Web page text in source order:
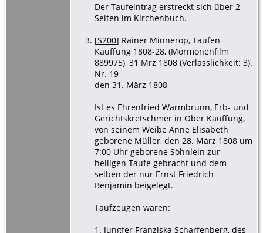
Der Taufeintrag erstreckt sich über 2
Seiten im Kirchenbuch.
[S200] Rainer Minnerop, Taufen
Kauffung 1808-28, (Mormonenfilm
889975), 31 Mrz 1808 (Verlässlichkeit: 3).
Nr. 19
den 31. März 1808
Ist es Ehrenfried Warmbrunn, Erb- und
Gerichtskretschmer in Ober Kauffung,
von seinem Weibe Anne Elisabeth
geborene Müller, den 28. März 1808 um
7:00 Uhr geborene Söhnlein zur
heiligen Taufe gebracht und dem
selben der nur Ernst Friedrich
Benjamin beigelegt.
Taufzeugen waren:
1. Jungfer Franziska Scharfenberg, des